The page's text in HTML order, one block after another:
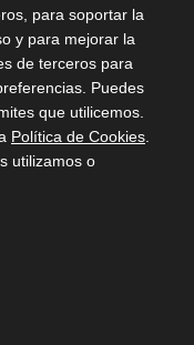
para soportar la
y para mejorar la
de terceros para
Puedes
que utilicemos.
Política de Cookies
utilizamos o